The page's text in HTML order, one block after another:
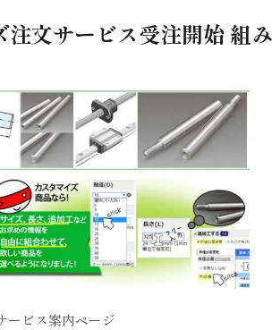
文サービス受注開始 組
ービス案内ページ